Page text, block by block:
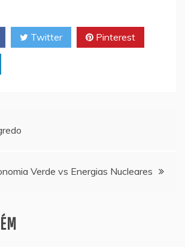
Twitter Pinterest
Verde vs Energias Nucleares